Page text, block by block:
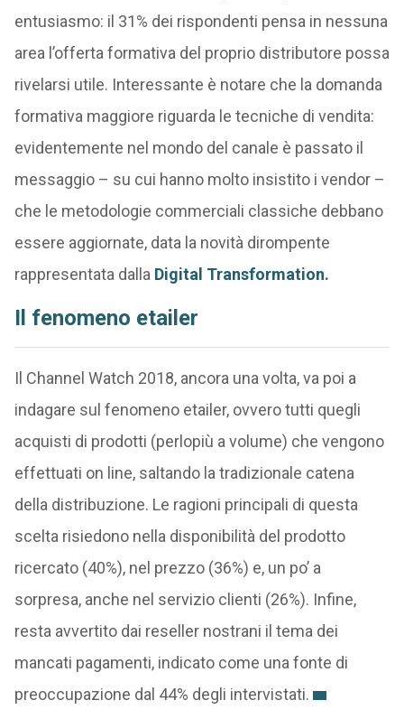
entusiasmo: il 31% dei rispondenti pensa in nessuna
area l’offerta formativa del proprio distributore possa
rivelarsi utile. Interessante è notare che la domanda
formativa maggiore riguarda le tecniche di vendita:
evidentemente nel mondo del canale è passato il
messaggio – su cui hanno molto insistito i vendor –
che le metodologie commerciali classiche debbano
essere aggiornate, data la novità dirompente
rappresentata dalla Digital Transformation.
Il fenomeno etailer
Il Channel Watch 2018, ancora una volta, va poi a
indagare sul fenomeno etailer, ovvero tutti quegli
acquisti di prodotti (perlopiù a volume) che vengono
effettuati on line, saltando la tradizionale catena
della distribuzione. Le ragioni principali di questa
scelta risiedono nella disponibilità del prodotto
ricercato (40%), nel prezzo (36%) e, un po’ a
sorpresa, anche nel servizio clienti (26%). Infine,
resta avvertito dai reseller nostrani il tema dei
mancati pagamenti, indicato come una fonte di
preoccupazione dal 44% degli intervistati.